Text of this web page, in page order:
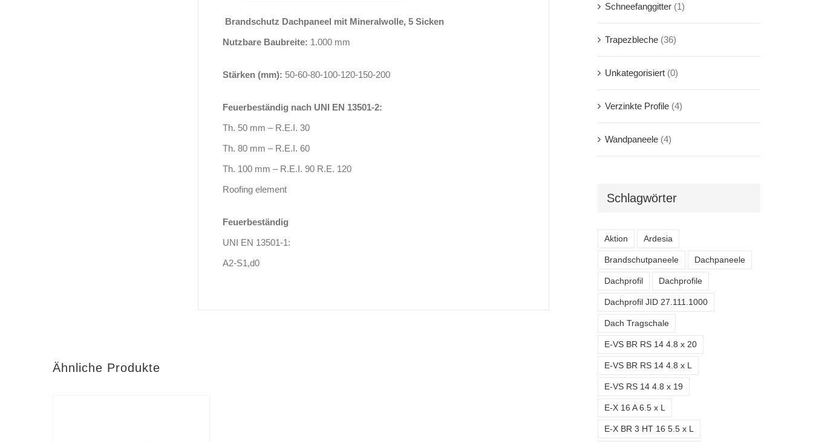
Brandschutz Dachpaneel mit Mineralwolle, 5 Sicken
Nutzbare Baubreite: 1.000 mm
Stärken (mm): 50-60-80-100-120-150-200
Feuerbeständig nach UNI EN 13501-2:
Th. 50 mm – R.E.I. 30
Th. 80 mm – R.E.I. 60
Th. 100 mm – R.E.I. 90 R.E. 120
Roofing element
Feuerbeständig
UNI EN 13501-1:
A2-S1,d0
Ähnliche Produkte
Schneefanggitter (1)
Trapezbleche (36)
Unkategorisiert (0)
Verzinkte Profile (4)
Wandpaneele (4)
Schlagwörter
Aktion Ardesia
Brandschutpaneele Dachpaneele
Dachprofil Dachprofile
Dachprofil JID 27.111.1000
Dach Tragschale
E-VS BR RS 14 4.8 x 20
E-VS BR RS 14 4.8 x L
E-VS RS 14 4.8 x 19
E-X 16 A 6.5 x L
E-X BR 3 HT 16 5.5 x L